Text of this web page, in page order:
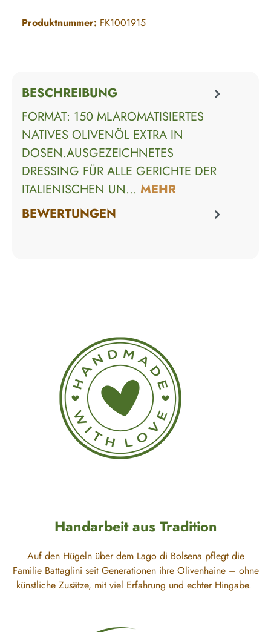
Produktnummer: FK1001915
BESCHREIBUNG
FORMAT: 150 MLAROMATISIERTES
NATIVES OLIVENÖL EXTRA IN
DOSEN.AUSGEZEICHNETES
DRESSING FÜR ALLE GERICHTE DER
ITALIENISCHEN UN… MEHR
BEWERTUNGEN
Handarbeit aus Tradition
Auf den Hügeln über dem Lago di Bolsena pflegt die
Familie Battaglini seit Generationen ihre Olivenhaine – ohne
künstliche Zusätze, mit viel Erfahrung und echter Hingabe.